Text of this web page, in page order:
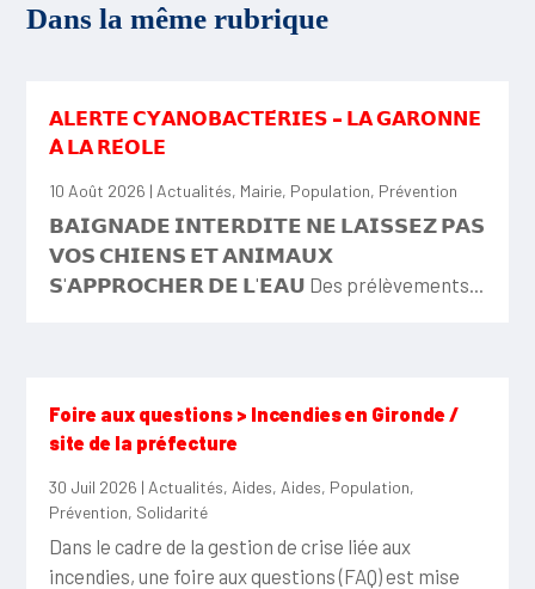
Dans la même rubrique
𝗔𝗟𝗘𝗥𝗧𝗘 𝗖𝗬𝗔𝗡𝗢𝗕𝗔𝗖𝗧𝗘́𝗥𝗜𝗘𝗦 – 𝗟𝗔 𝗚𝗔𝗥𝗢𝗡𝗡𝗘
𝗔̀ 𝗟𝗔 𝗥𝗘́𝗢𝗟𝗘
10 Août 2026 | Actualités, Mairie, Population, Prévention
𝗕𝗔𝗜𝗚𝗡𝗔𝗗𝗘 𝗜𝗡𝗧𝗘𝗥𝗗𝗜𝗧𝗘 𝗡𝗘 𝗟𝗔𝗜𝗦𝗦𝗘𝗭 𝗣𝗔𝗦
𝗩𝗢𝗦 𝗖𝗛𝗜𝗘𝗡𝗦 𝗘𝗧 𝗔𝗡𝗜𝗠𝗔𝗨𝗫
𝗦'𝗔𝗣𝗣𝗥𝗢𝗖𝗛𝗘𝗥 𝗗𝗘 𝗟'𝗘𝗔𝗨 Des prélèvements...
Foire aux questions > Incendies en Gironde /
site de la préfecture
30 Juil 2026 | Actualités, Aides, Aides, Population,
Prévention, Solidarité
Dans le cadre de la gestion de crise liée aux
incendies, une foire aux questions (FAQ) est mise